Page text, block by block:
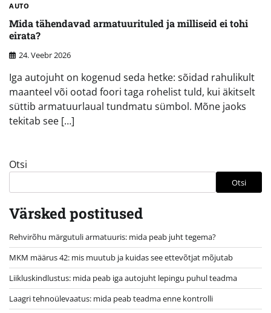
AUTO
Mida tähendavad armatuurituled ja milliseid ei tohi
eirata?
24. Veebr 2026
Iga autojuht on kogenud seda hetke: sõidad rahulikult
maanteel või ootad foori taga rohelist tuld, kui äkitselt
süttib armatuurlaual tundmatu sümbol. Mõne jaoks
tekitab see […]
Otsi
Otsi
Värsked postitused
Rehvirõhu märgutuli armatuuris: mida peab juht tegema?
MKM määrus 42: mis muutub ja kuidas see ettevõtjat mõjutab
Liikluskindlustus: mida peab iga autojuht lepingu puhul teadma
Laagri tehnoülevaatus: mida peab teadma enne kontrolli